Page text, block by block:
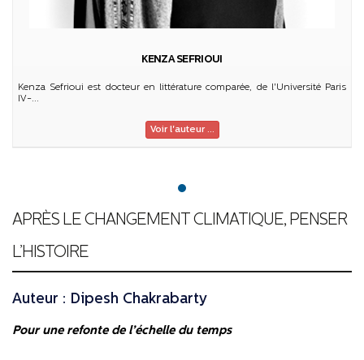
KENZA SEFRIOUI
Kenza Sefrioui est docteur en littérature comparée, de l'Université Paris
IV-...
Voir l'auteur ...
APRÈS LE CHANGEMENT CLIMATIQUE, PENSER
L’HISTOIRE
Auteur : Dipesh Chakrabarty
Pour une refonte de l’échelle du temps